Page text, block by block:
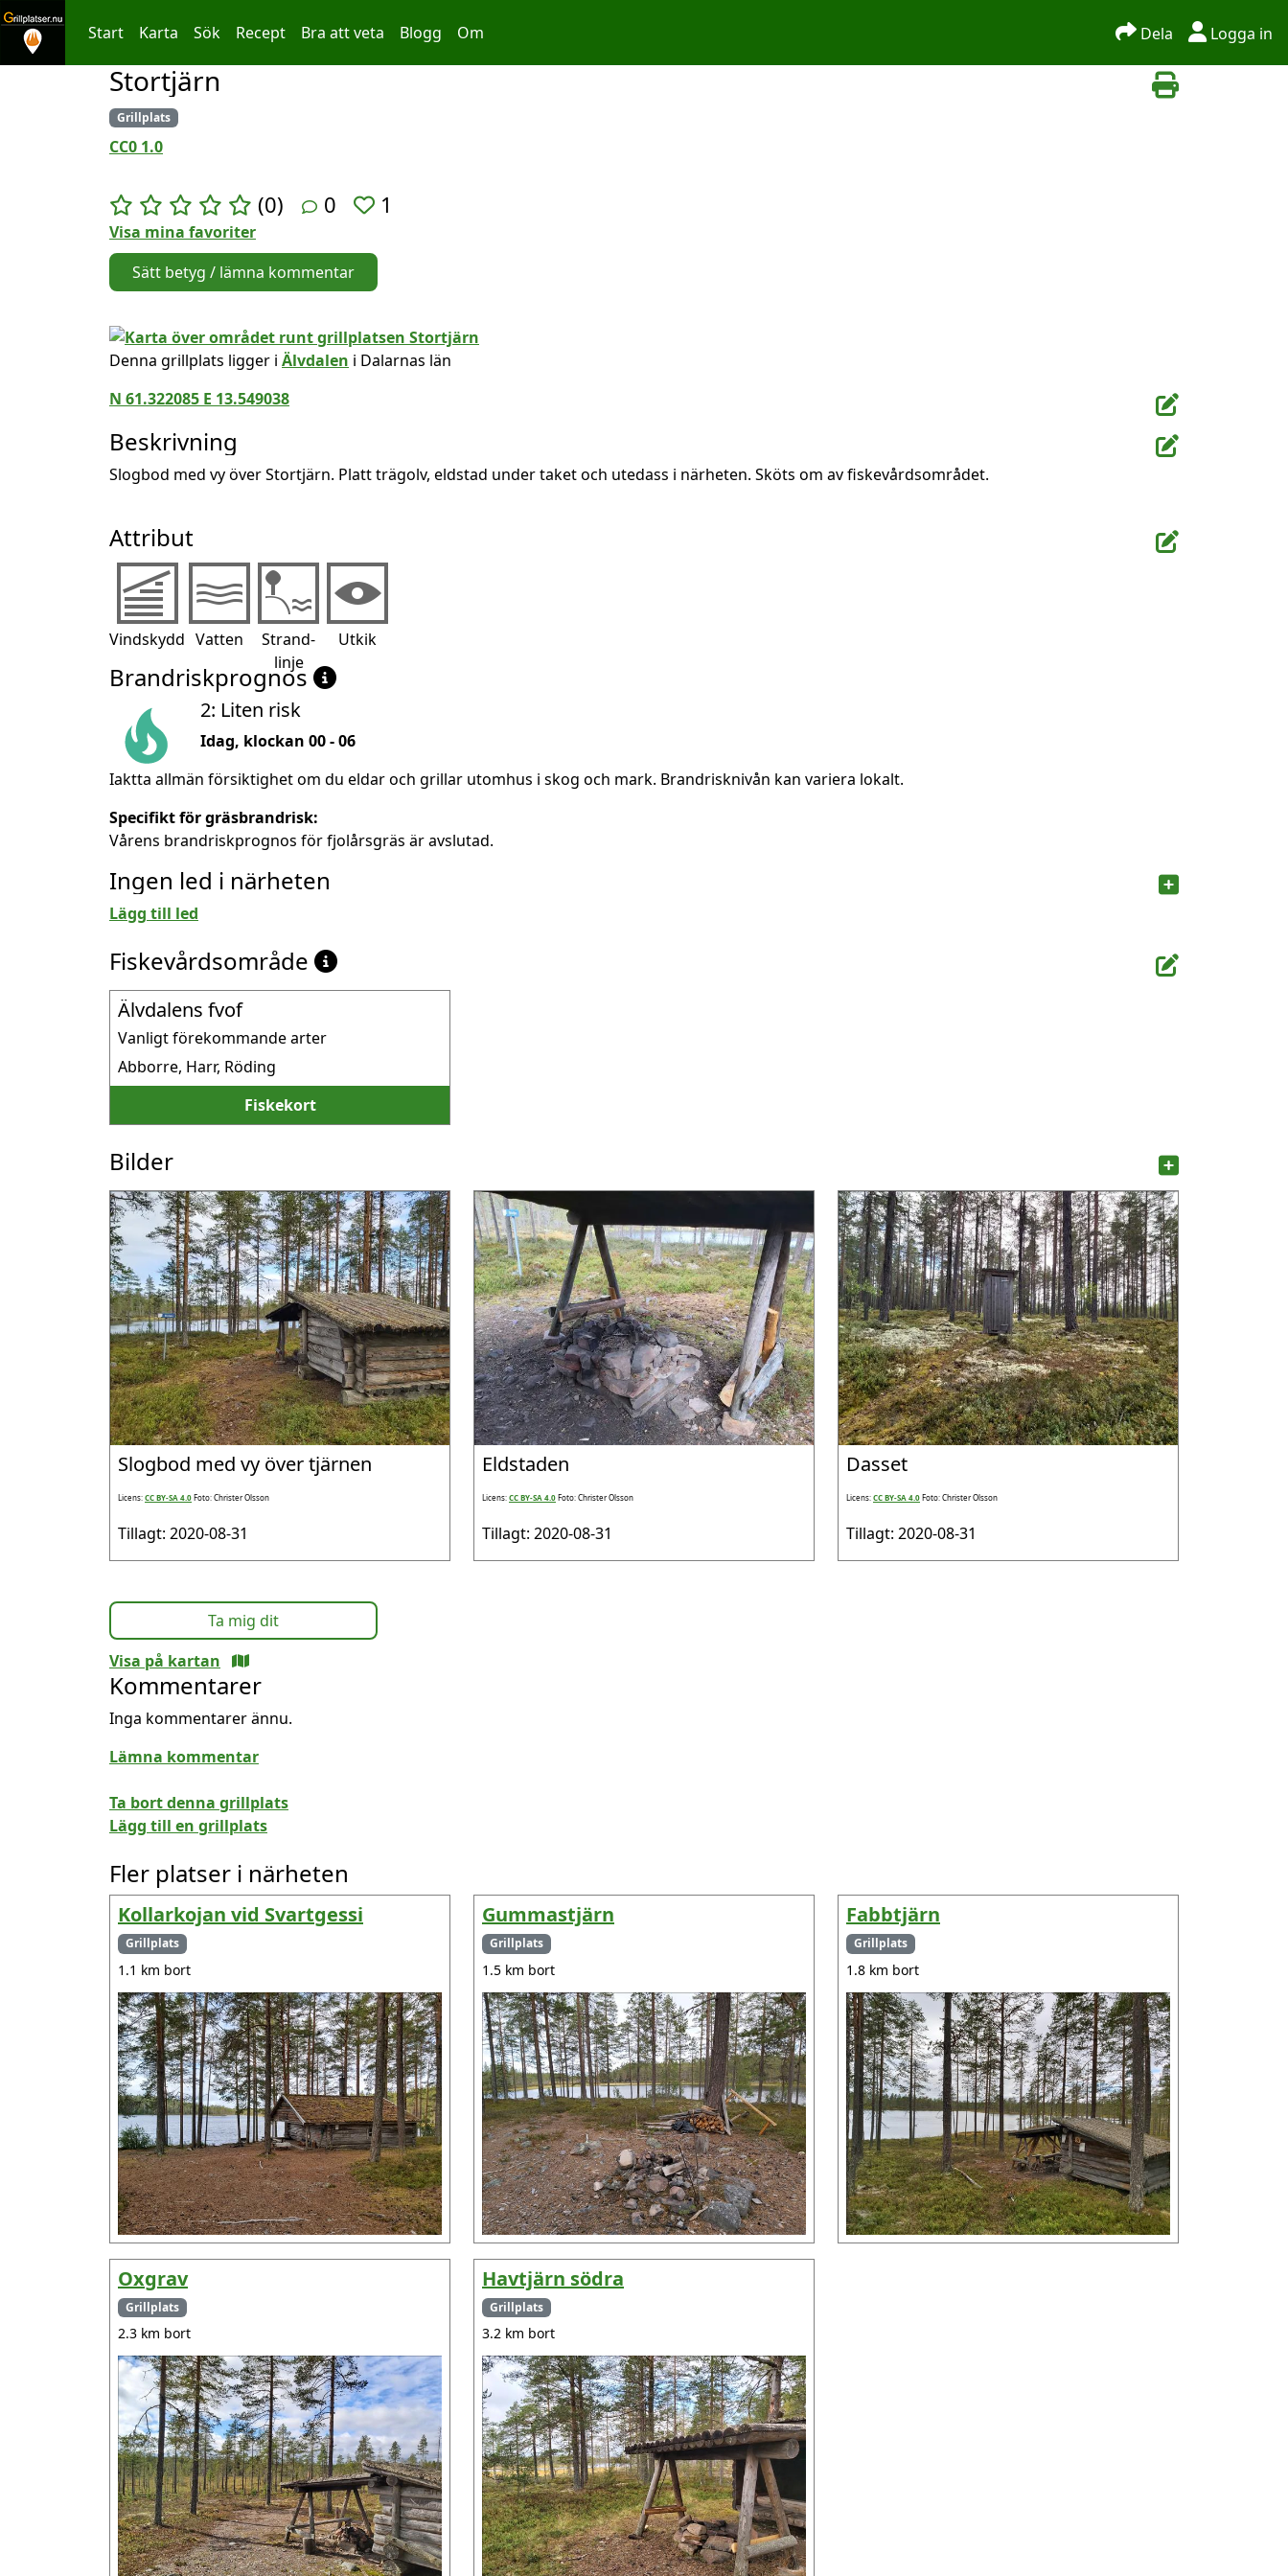
Hoppa till innehållet
Start Karta Sök Recept Bra att veta Blogg Om Dela Logga in
Stortjärn
Grillplats
CC0 1.0
(0) 0 1
Visa mina favoriter
Sätt betyg / lämna kommentar
Denna grillplats ligger i Älvdalen i Dalarnas län
N 61.322085 E 13.549038
Beskrivning
Slogbod med vy över Stortjärn. Platt trägolv, eldstad under taket och utedass i närheten. Sköts om av fiskevårdsområdet.
Attribut
Vindskydd Vatten
Strand-
linje
Utkik
Brandriskprognos
2: Liten risk
Idag, klockan 00 - 06
Iaktta allmän försiktighet om du eldar och grillar utomhus i skog och mark. Brandrisknivån kan variera lokalt.
Specifikt för gräsbrandrisk:
Vårens brandriskprognos för fjolårsgräs är avslutad.
Ingen led i närheten
Lägg till led
Fiskevårdsområde
Älvdalens fvof
Vanligt förekommande arter
Abborre, Harr, Röding
Fiskekort
Bilder
Slogbod med vy över tjärnen
Licens:CC BY-SA 4.0Foto: Christer Olsson
Tillagt: 2020-08-31
Eldstaden
Licens:CC BY-SA 4.0Foto: Christer Olsson
Tillagt: 2020-08-31
Dasset
Licens:CC BY-SA 4.0Foto: Christer Olsson
Tillagt: 2020-08-31
Ta mig dit
Visa på kartan
Kommentarer
Inga kommentarer ännu.
Lämna kommentar
Ta bort denna grillplats
Lägg till en grillplats
Fler platser i närheten
Kollarkojan vid Svartgessi
Grillplats
1.1 km bort
Gummastjärn
Grillplats
1.5 km bort
Fabbtjärn
Grillplats
1.8 km bort
Oxgrav
Grillplats
2.3 km bort
Havtjärn södra
Grillplats
3.2 km bort